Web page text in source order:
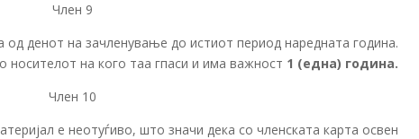
Член 9
од денот на зачленување до истиот период наредната година.
носителот на кого таа гпаси и има важност 1 (една) година.
Член 10
е неотуѓиво, што значи дека со членската карта освен